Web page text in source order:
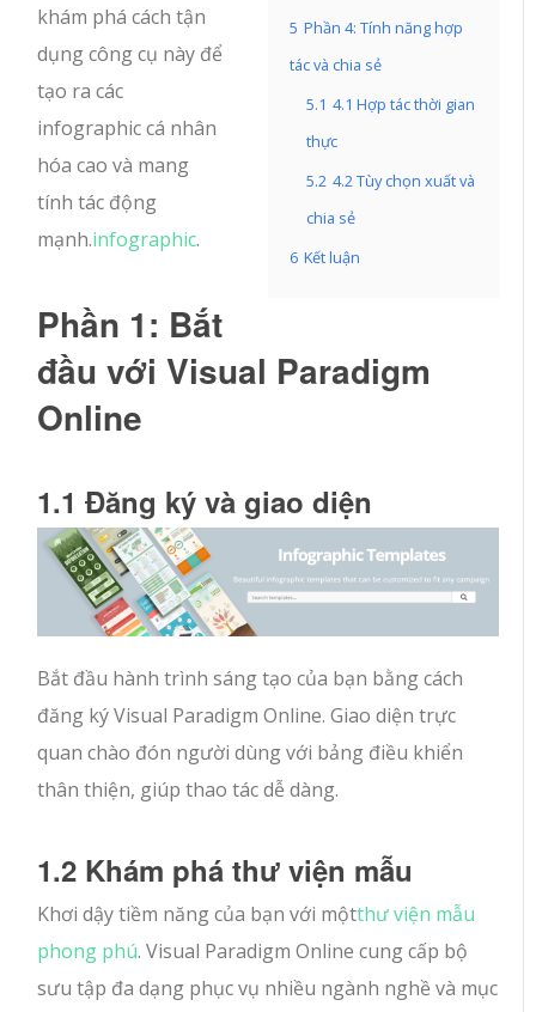
5 Phần 4: Tính năng hợp
tác và chia sẻ
5.1 4.1 Hợp tác thời gian
thực
5.2 4.2 Tùy chọn xuất và
chia sẻ
6 Kết luận
khám phá cách tận
dụng công cụ này để
tạo ra các
infographic cá nhân
hóa cao và mang
tính tác động
mạnh.infographic.
Phần 1: Bắt
đầu với Visual Paradigm
Online
1.1 Đăng ký và giao diện
Bắt đầu hành trình sáng tạo của bạn bằng cách
đăng ký Visual Paradigm Online. Giao diện trực
quan chào đón người dùng với bảng điều khiển
thân thiện, giúp thao tác dễ dàng.
1.2 Khám phá thư viện mẫu
Khơi dậy tiềm năng của bạn với mộtthư viện mẫu
phong phú. Visual Paradigm Online cung cấp bộ
sưu tập đa dạng phục vụ nhiều ngành nghề và mục